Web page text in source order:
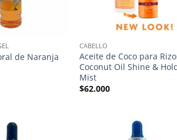
de Naranja
CABELLO
Aceite de Coco para
Coconut Oil Shine &
Mist
$62.000